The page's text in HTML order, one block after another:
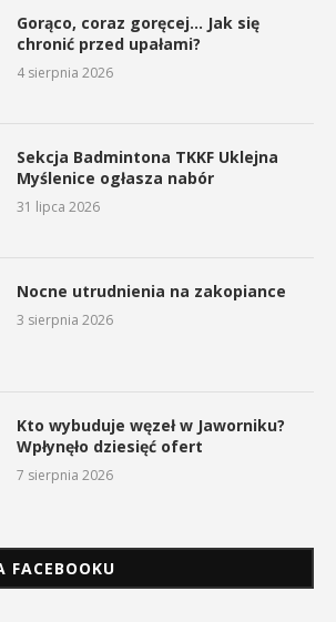
Gorąco, coraz goręcej… Jak się
chronić przed upałami?
4 sierpnia 2026
Sekcja Badmintona TKKF Uklejna
Myślenice ogłasza nabór
31 lipca 2026
Nocne utrudnienia na zakopiance
3 sierpnia 2026
Kto wybuduje węzeł w Jaworniku?
Wpłynęło dziesięć ofert
7 sierpnia 2026
FACEBOOKU